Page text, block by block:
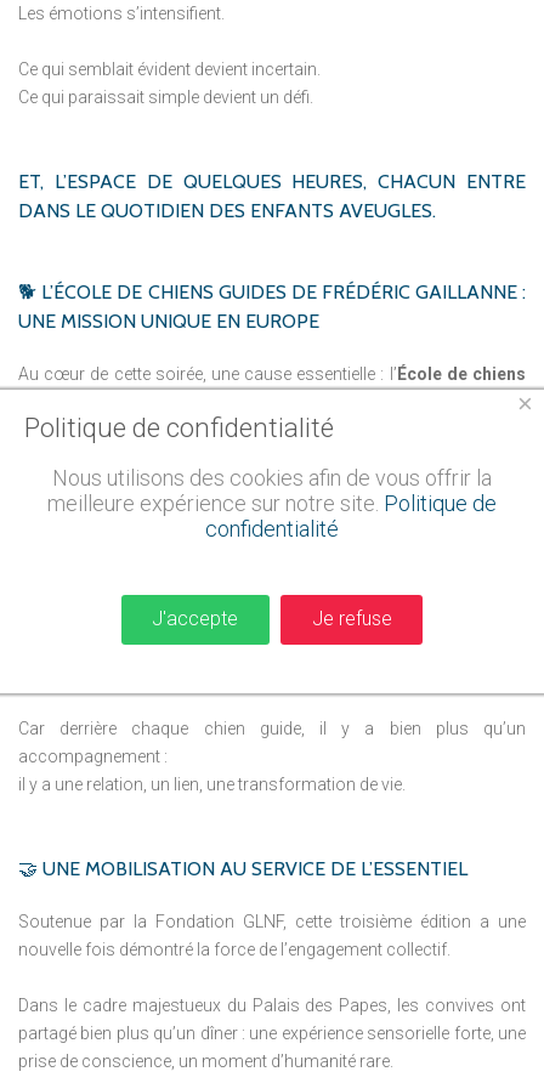
Les émotions s’intensifient.
Ce qui semblait évident devient incertain.
Ce qui paraissait simple devient un défi.
ET, L’ESPACE DE QUELQUES HEURES, CHACUN ENTRE
DANS LE QUOTIDIEN DES ENFANTS AVEUGLES.
🐕 L’ÉCOLE DE CHIENS GUIDES DE FRÉDÉRIC GAILLANNE :
UNE MISSION UNIQUE EN EUROPE
Au cœur de cette soirée, une cause essentielle : l’ École de chiens
chiens guides à des enfants déficients visuels, leur offrant :
Car derrière chaque chien guide, il y a bien plus qu’un
accompagnement :
il y a une relation, un lien, une transformation de vie.
🤝 UNE MOBILISATION AU SERVICE DE L’ESSENTIEL
Soutenue par la Fondation GLNF, cette troisième édition a une
nouvelle fois démontré la force de l’engagement collectif.
Dans le cadre majestueux du Palais des Papes, les convives ont
partagé bien plus qu’un dîner : une expérience sensorielle forte, une
prise de conscience, un moment d’humanité rare.
×
Politique de confidentialité
Nous utilisons des cookies afin de vous offrir la
meilleure expérience sur notre site. Politique de
confidentialité
J'accepte Je refuse